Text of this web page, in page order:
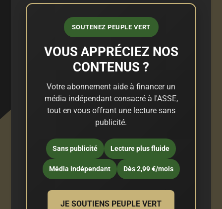
SOUTENEZ PEUPLE VERT
VOUS APPRÉCIEZ NOS
CONTENUS ?
Votre abonnement aide à financer un
média indépendant consacré à l'ASSE,
tout en vous offrant une lecture sans
publicité.
Sans publicité Lecture plus fluide
Média indépendant Dès 2,99 €/mois
JE SOUTIENS PEUPLE VERT